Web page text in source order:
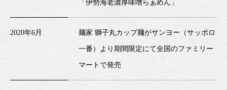
「伊勢海老濃厚味噌らぁめん」
2020年6月 麺家 獅子丸カップ麺がサンヨー（サッポロ
一番）より期間限定にて全国のファミリー
マートで発売